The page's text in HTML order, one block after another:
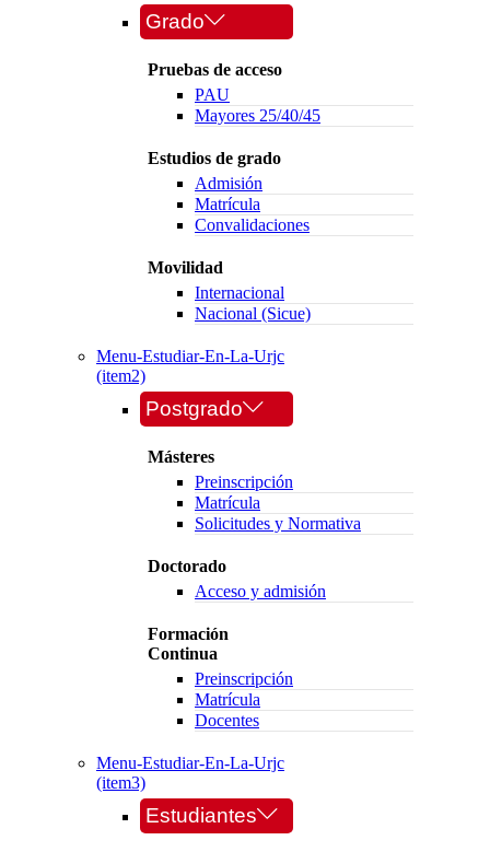
Grado
Pruebas de acceso
PAU
Mayores 25/40/45
Estudios de grado
Admisión
Matrícula
Convalidaciones
Movilidad
Internacional
Nacional (Sicue)
Menu-Estudiar-En-La-Urjc
(item2)
Postgrado
Másteres
Preinscripción
Matrícula
Solicitudes y Normativa
Doctorado
Acceso y admisión
Formación
Continua
Preinscripción
Matrícula
Docentes
Menu-Estudiar-En-La-Urjc
(item3)
Estudiantes